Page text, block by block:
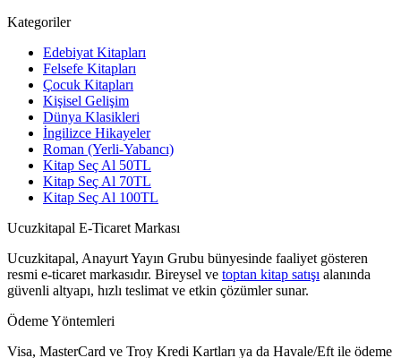
Kategoriler
Edebiyat Kitapları
Felsefe Kitapları
Çocuk Kitapları
Kişisel Gelişim
Dünya Klasikleri
İngilizce Hikayeler
Roman (Yerli-Yabancı)
Kitap Seç Al 50TL
Kitap Seç Al 70TL
Kitap Seç Al 100TL
Ucuzkitapal E-Ticaret Markası
Ucuzkitapal, Anayurt Yayın Grubu bünyesinde faaliyet gösteren
resmi e-ticaret markasıdır. Bireysel ve toptan kitap satışı alanında
güvenli altyapı, hızlı teslimat ve etkin çözümler sunar.
Ödeme Yöntemleri
Visa, MasterCard ve Troy Kredi Kartları ya da Havale/Eft ile ödeme